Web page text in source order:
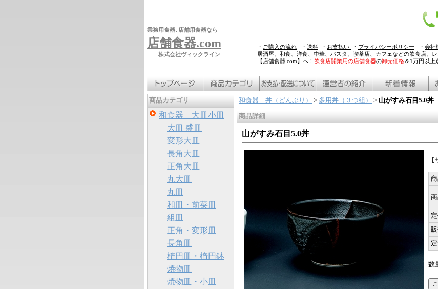
業務用食器､店舗用食器なら
店舗食器.com
株式会社ヴィックライン
・ ご購入の流れ ・ 送料 ・ お支払い ・ プライバシーポリシー ・ 会社
居酒屋、和食、洋食、中華、パスタ、喫茶店、カフェなどの飲食店、
【店舗食器.com】へ！ 飲食店開業用の店舗食器の卸売価格＆1万円以上
商品カテゴリ
和食器 大皿小皿
大皿 盛皿
変形大皿
長角大皿
正角大皿
丸大皿
丸皿
和皿・前菜皿
組皿
正角・変形皿
長角皿
楕円皿・楕円鉢
焼物皿
焼物皿・小皿
和食器 丼（どんぶり） > 多用丼（３つ組） > 山がすみ石目5.0丼
商品詳細
山がすみ石目5.0丼
数